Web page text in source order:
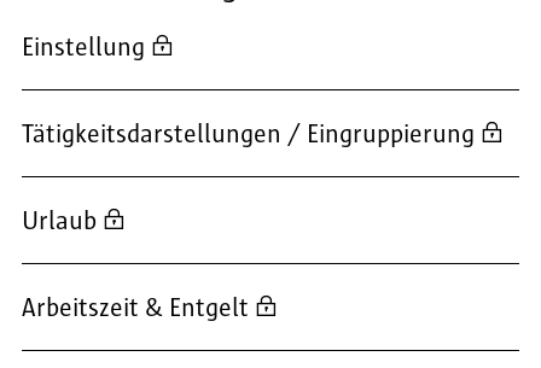
Einstellung
Tätigkeitsdarstellungen / Eingruppierung
Urlaub
Arbeitszeit & Entgelt